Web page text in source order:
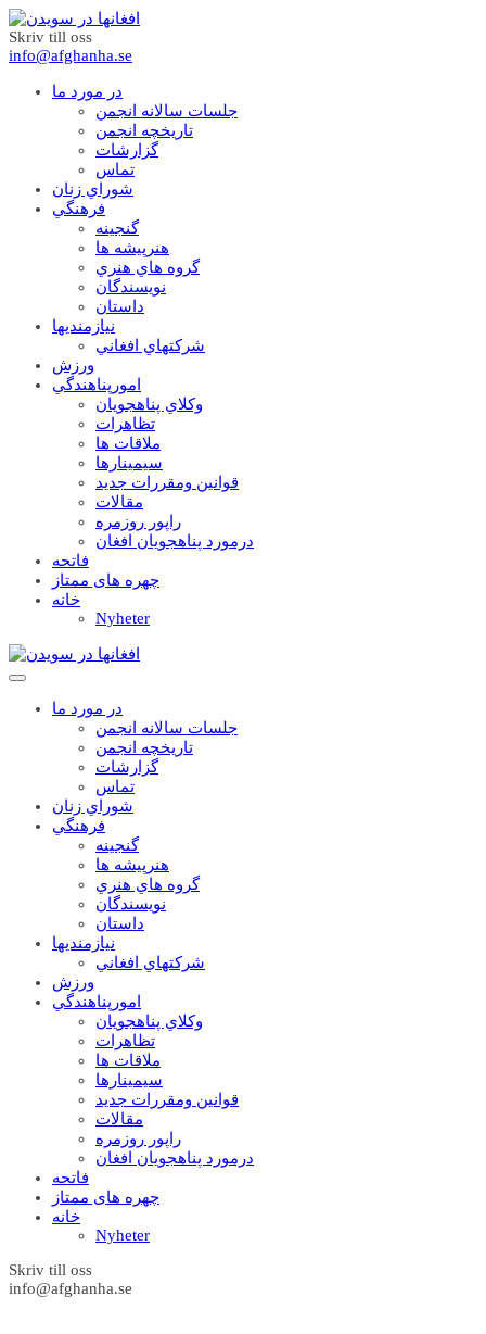
Skriv till oss
info@afghanha.se
در مورد ما
جلسات سالانه انجمن
تاریخچه انجمن
گزارشات
تماس
شوراي زنان
فرهنگي
گنجينه
هنرپيشه ها
گروه هاي هنري
نويسندگان
داستان
نيازمنديها
شرکتهاي افغاني
ورزش
امورپناهندگي
وکلاي پناهجويان
تظاهرات
ملاقات ها
سيمينارها
قوانين ومقررات جديد
مقالات
راپور روزمره
درمورد پناهجويان افغان
فاتحه
چهره های ممتاز
خانه
Nyheter
در مورد ما
جلسات سالانه انجمن
تاریخچه انجمن
گزارشات
تماس
شوراي زنان
فرهنگي
گنجينه
هنرپيشه ها
گروه هاي هنري
نويسندگان
داستان
نيازمنديها
شرکتهاي افغاني
ورزش
امورپناهندگي
وکلاي پناهجويان
تظاهرات
ملاقات ها
سيمينارها
قوانين ومقررات جديد
مقالات
راپور روزمره
درمورد پناهجويان افغان
فاتحه
چهره های ممتاز
خانه
Nyheter
Skriv till oss
info@afghanha.se